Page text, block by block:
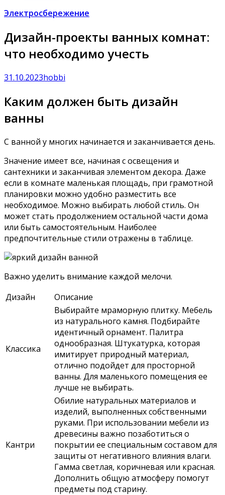
Электросбережение
Дизайн-проекты ванных комнат:
что необходимо учесть
31.10.2023hobbi
Каким должен быть дизайн
ванны
С ванной у многих начинается и заканчивается день.
Значение имеет все, начиная с освещения и
сантехники и заканчивая элементом декора. Даже
если в комнате маленькая площадь, при грамотной
планировки можно удобно разместить все
необходимое. Можно выбирать любой стиль. Он
может стать продолжением остальной части дома
или быть самостоятельным. Наиболее
предпочтительные стили отражены в таблице.
Важно уделить внимание каждой мелочи.
Дизайн
Описание
Классика
Выбирайте мраморную плитку. Мебель
из натурального камня. Подбирайте
идентичный орнамент. Палитра
однообразная. Штукатурка, которая
имитирует природный материал,
отлично подойдет для просторной
ванны. Для маленького помещения ее
лучше не выбирать.
Кантри
Обилие натуральных материалов и
изделий, выполненных собственными
руками. При использовании мебели из
древесины важно позаботиться о
покрытии ее специальным составом для
защиты от негативного влияния влаги.
Гамма светлая, коричневая или красная.
Дополнить общую атмосферу помогут
предметы под старину.